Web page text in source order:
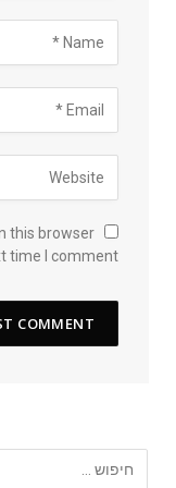
this browser
time I comment.